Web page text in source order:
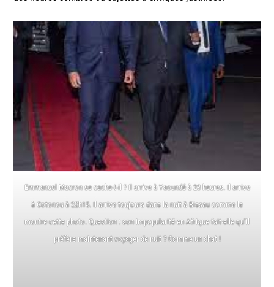
Emmanuel Macron se cache-t-il ? Il arrive à Yaoundé à 23 heures. Il arrive
à Cotonou à 22h15. Il arrive toujours dans la nuit à Bissau comme le
montre cette photo. Question : son impopularité en Afrique fait-elle qu’il
préfère maintenant voyager de nuit ? Comme un chat !